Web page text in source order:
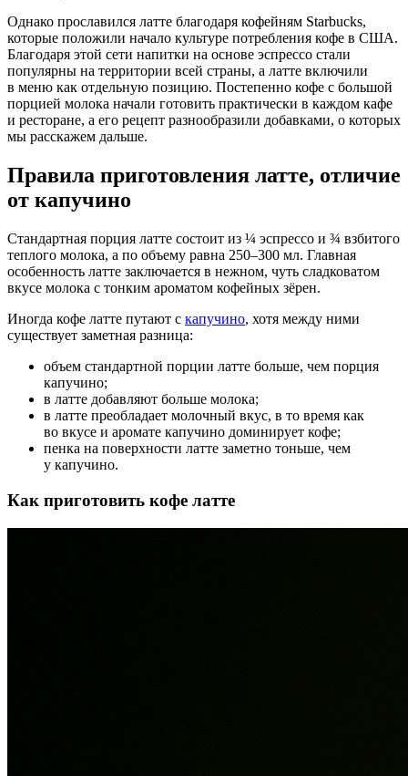
Однако прославился латте благодаря кофейням Starbucks,
которые положили начало культуре потребления кофе в США.
Благодаря этой сети напитки на основе эспрессо стали
популярны на территории всей страны, а латте включили
в меню как отдельную позицию. Постепенно кофе с большой
порцией молока начали готовить практически в каждом кафе
и ресторане, а его рецепт разнообразили добавками, о которых
мы расскажем дальше.
Правила приготовления латте, отличие
от капучино
Стандартная порция латте состоит из ¼ эспрессо и ¾ взбитого
теплого молока, а по объему равна 250–300 мл. Главная
особенность латте заключается в нежном, чуть сладковатом
вкусе молока с тонким ароматом кофейных зёрен.
Иногда кофе латте путают с капучино, хотя между ними
существует заметная разница:
объем стандартной порции латте больше, чем порция
капучино;
в латте добавляют больше молока;
в латте преобладает молочный вкус, в то время как
во вкусе и аромате капучино доминирует кофе;
пенка на поверхности латте заметно тоньше, чем
у капучино.
Как приготовить кофе латте